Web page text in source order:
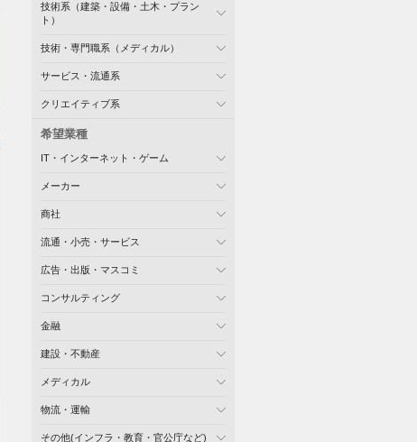
技術系（建築・設備・土木・プラン
ト）
技術・専門職系（メディカル）
サービス・流通系
クリエイティブ系
希望業種
IT・インターネット・ゲーム
メーカー
商社
流通・小売・サービス
広告・出版・マスコミ
コンサルティング
金融
建設・不動産
メディカル
物流・運輸
その他(インフラ・教育・官公庁など)